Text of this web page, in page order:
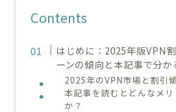
Contents
はじめに：2025年版VPN
ーンの傾向と本記事で分か
2025年のVPN市場と割引
本記事を読むとどんなメ
か？